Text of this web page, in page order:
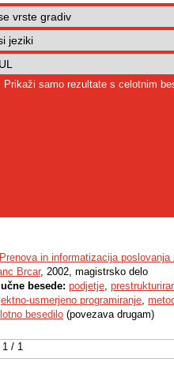
Prikaži samo rezultate s celotnim
1 / 1
Prenova in informatizacija
Brcar, 2002, magistrsko delo
besede: podjetje,
usmerjeno programiranje,
besedilo (povezava drugam)